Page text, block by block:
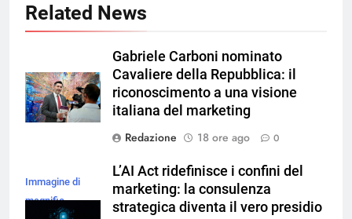
Related News
Gabriele Carboni nominato
Cavaliere della Repubblica: il
riconoscimento a una visione
italiana del marketing
Redazione
18 ore ago 0
Immagine di
magnific
L’AI Act ridefinisce i confini del
marketing: la consulenza
strategica diventa il vero presidio